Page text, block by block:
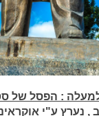
: הפסל של
, נערץ ע"י